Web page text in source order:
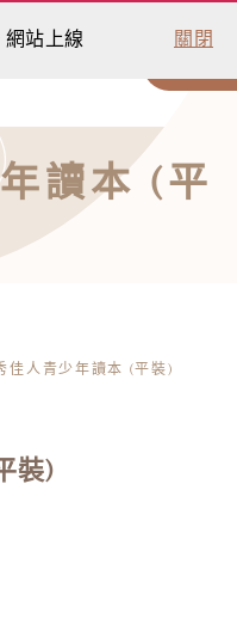
站上線 關閉
讀本 (平
佳人青少年讀本 (平裝)
裝)